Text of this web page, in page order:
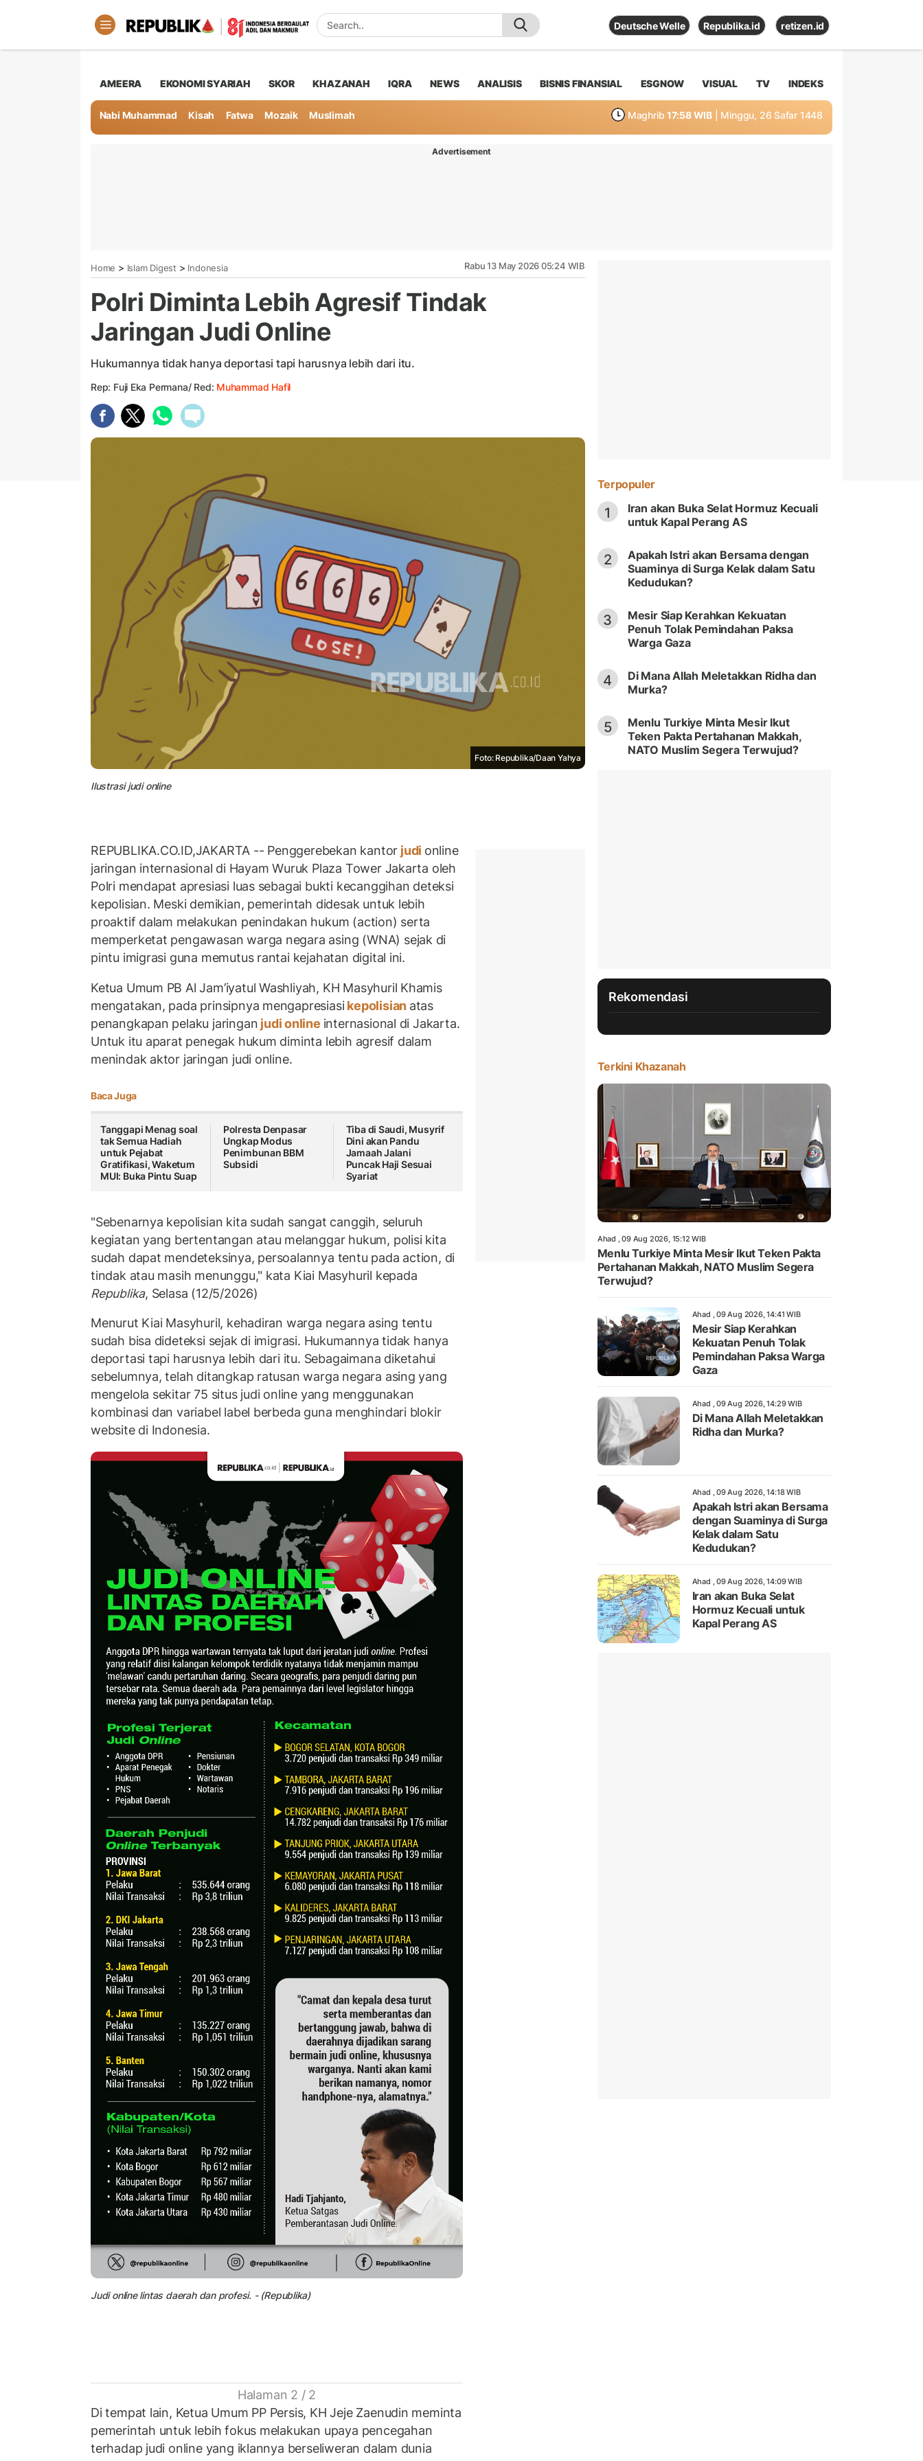
Deutsche Welle Republika.id retizen.id
AMEERA EKONOMI SYARIAH SKOR KHAZANAH IQRA NEWS ANALISIS BISNIS FINANSIAL ESGNOW VISUAL TV INDEKS
Nabi Muhammad Kisah Fatwa Mozaik Muslimah Maghrib 17:58 WIB | Minggu, 26 Safar 1448
Advertisement
Home > Islam Digest > Indonesia Rabu 13 May 2026 05:24 WIB
Polri Diminta Lebih Agresif Tindak
Jaringan Judi Online
Hukumannya tidak hanya deportasi tapi harusnya lebih dari itu.
Rep: Fuji Eka Permana/ Red: Muhammad Hafil
Foto: Republika/Daan Yahya
Ilustrasi judi online
REPUBLIKA.CO.ID,JAKARTA -- Penggerebekan kantor judi online
jaringan internasional di Hayam Wuruk Plaza Tower Jakarta oleh
Polri mendapat apresiasi luas sebagai bukti kecanggihan deteksi
kepolisian. Meski demikian, pemerintah didesak untuk lebih
proaktif dalam melakukan penindakan hukum (action) serta
memperketat pengawasan warga negara asing (WNA) sejak di
pintu imigrasi guna memutus rantai kejahatan digital ini.
Ketua Umum PB Al Jam’iyatul Washliyah, KH Masyhuril Khamis
mengatakan, pada prinsipnya mengapresiasikepolisian atas
penangkapan pelaku jaringan judi online internasional di Jakarta.
Untuk itu aparat penegak hukum diminta lebih agresif dalam
menindak aktor jaringan judi online.
Baca Juga
Tanggapi Menag soal
tak Semua Hadiah
untuk Pejabat
Gratifikasi, Waketum
MUI: Buka Pintu Suap
Polresta Denpasar
Ungkap Modus
Penimbunan BBM
Subsidi
Tiba di Saudi, Musyrif
Dini akan Pandu
Jamaah Jalani
Puncak Haji Sesuai
Syariat
"Sebenarnya kepolisian kita sudah sangat canggih, seluruh
kegiatan yang bertentangan atau melanggar hukum, polisi kita
sudah dapat mendeteksinya, persoalannya tentu pada action, di
tindak atau masih menunggu," kata Kiai Masyhuril kepada
Republika, Selasa (12/5/2026)
Menurut Kiai Masyhuril, kehadiran warga negara asing tentu
sudah bisa dideteksi sejak di imigrasi. Hukumannya tidak hanya
deportasi tapi harusnya lebih dari itu. Sebagaimana diketahui
sebelumnya, telah ditangkap ratusan warga negara asing yang
mengelola sekitar 75 situs judi online yang menggunakan
kombinasi dan variabel label berbeda guna menghindari blokir
website di Indonesia.
Judi online lintas daerah dan profesi. - (Republika)
Halaman 2 / 2
Di tempat lain, Ketua Umum PP Persis, KH Jeje Zaenudin meminta
pemerintah untuk lebih fokus melakukan upaya pencegahan
terhadap judi online yang iklannya berseliweran dalam dunia
Terpopuler
1
Iran akan Buka Selat Hormuz Kecuali
untuk Kapal Perang AS
2
Apakah Istri akan Bersama dengan
Suaminya di Surga Kelak dalam Satu
Kedudukan?
3
Mesir Siap Kerahkan Kekuatan
Penuh Tolak Pemindahan Paksa
Warga Gaza
4
Di Mana Allah Meletakkan Ridha dan
Murka?
5
Menlu Turkiye Minta Mesir Ikut
Teken Pakta Pertahanan Makkah,
NATO Muslim Segera Terwujud?
Rekomendasi
Terkini Khazanah
Ahad , 09 Aug 2026, 15:12 WIB
Menlu Turkiye Minta Mesir Ikut Teken Pakta
Pertahanan Makkah, NATO Muslim Segera
Terwujud?
Ahad , 09 Aug 2026, 14:41 WIB
Mesir Siap Kerahkan
Kekuatan Penuh Tolak
Pemindahan Paksa Warga
Gaza
Ahad , 09 Aug 2026, 14:29 WIB
Di Mana Allah Meletakkan
Ridha dan Murka?
Ahad , 09 Aug 2026, 14:18 WIB
Apakah Istri akan Bersama
dengan Suaminya di Surga
Kelak dalam Satu
Kedudukan?
Ahad , 09 Aug 2026, 14:09 WIB
Iran akan Buka Selat
Hormuz Kecuali untuk
Kapal Perang AS